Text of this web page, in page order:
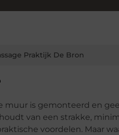
Praktijk De Bron
muur is gemonteerd en
van een strakke,
voordelen. Maar